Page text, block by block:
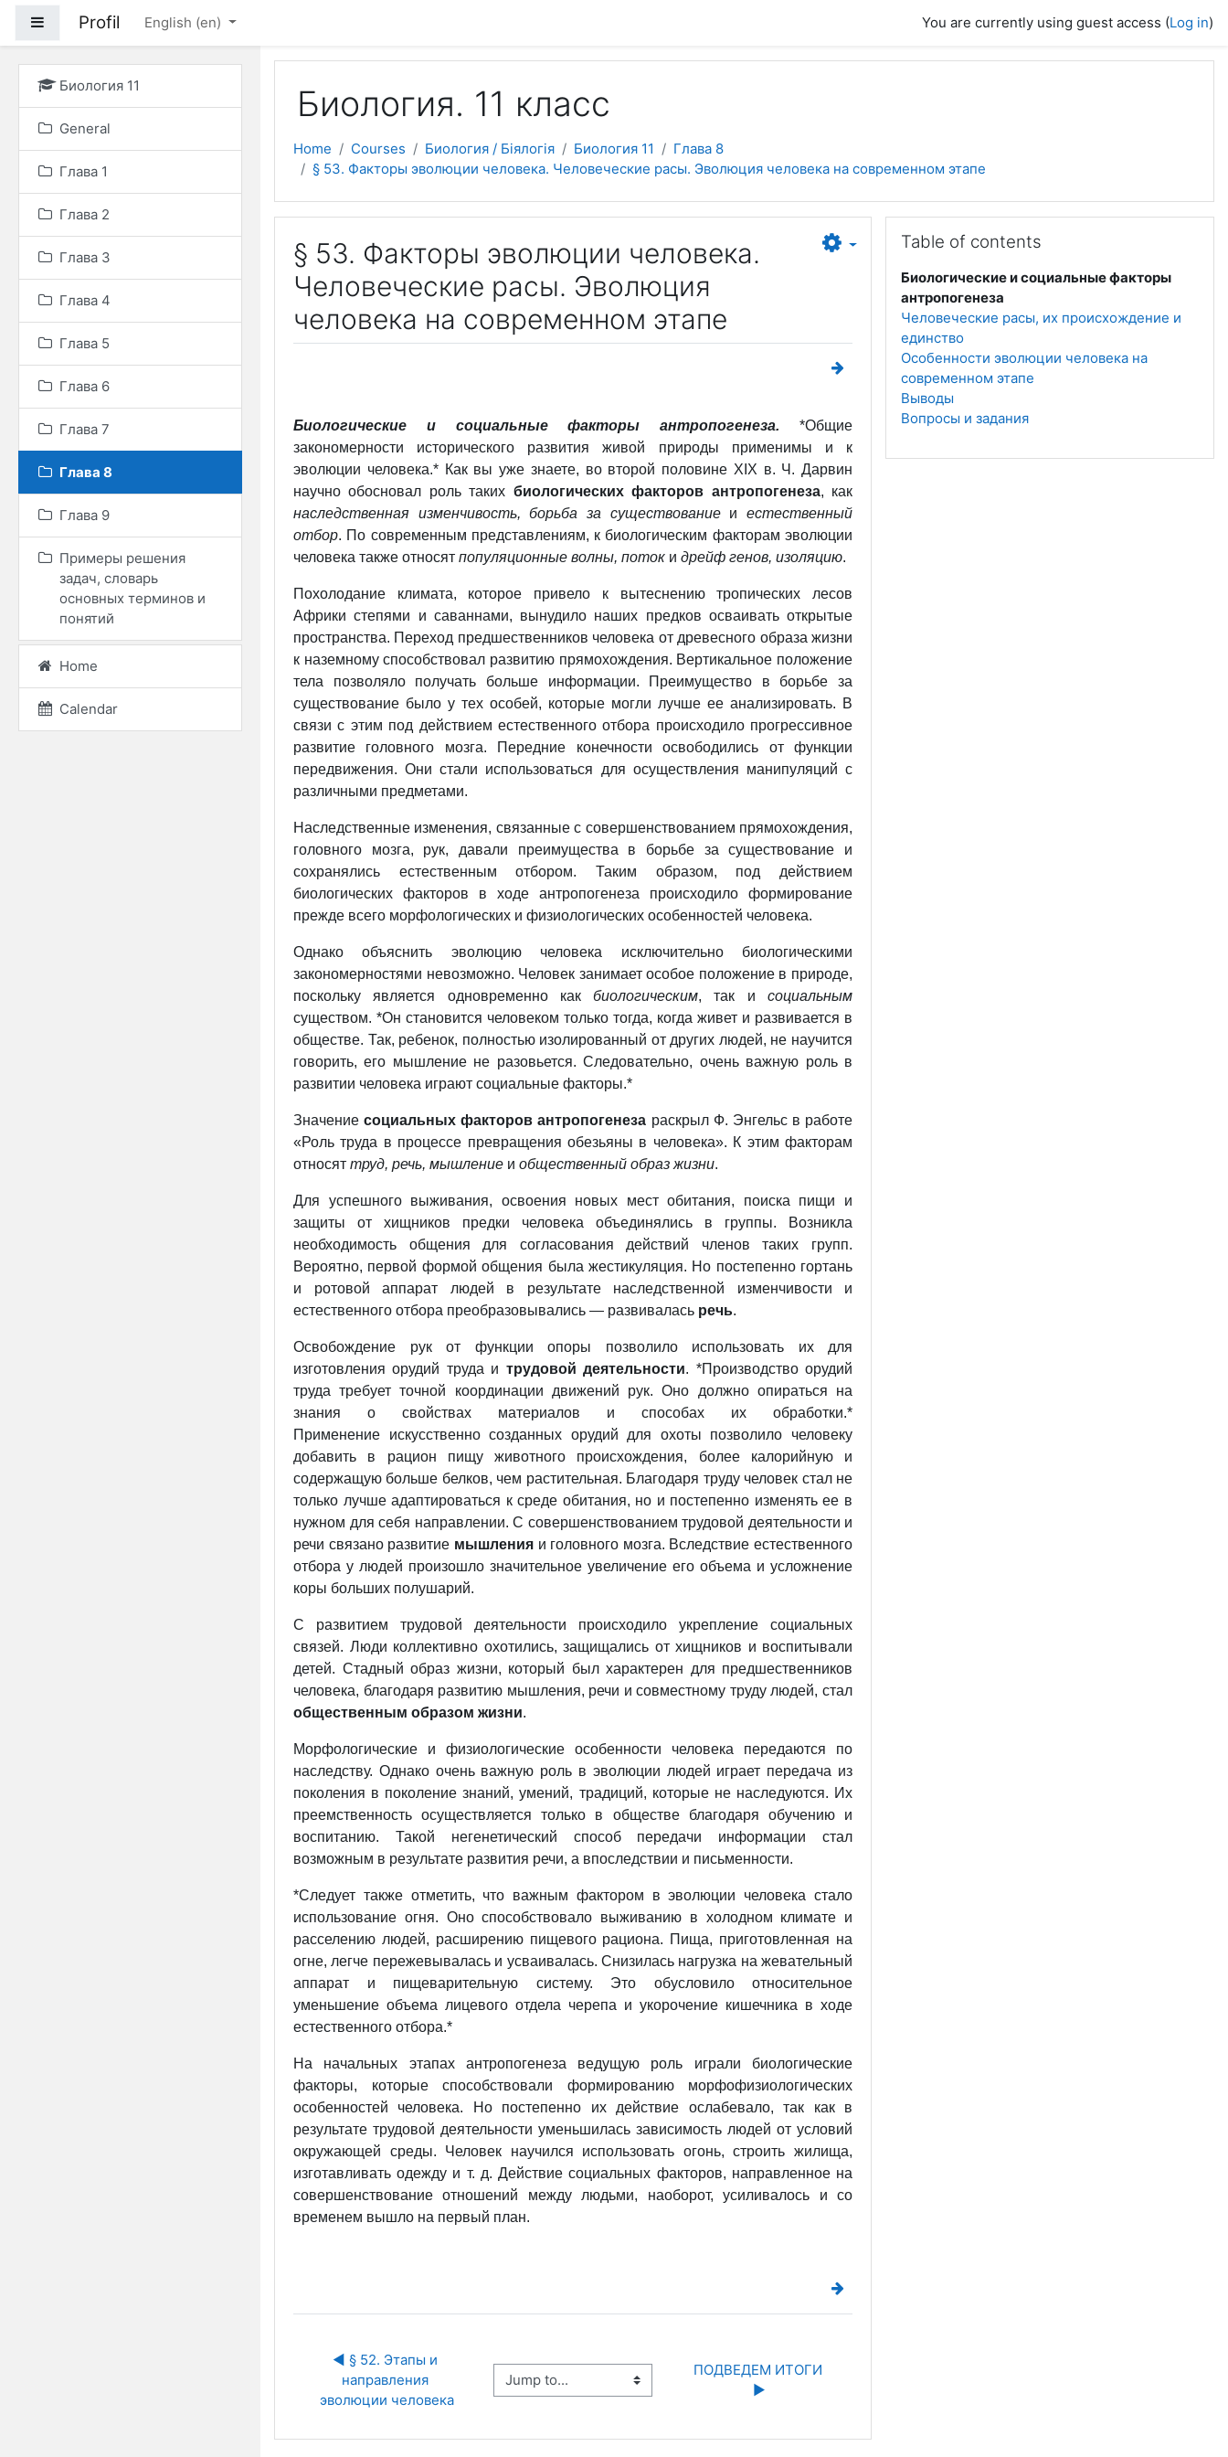
Side panel
Profil English ‎(en)‎ You are currently using guest access (Log in)
Биология 11
General
Глава 1
Глава 2
Глава 3
Глава 4
Глава 5
Глава 6
Глава 7
Глава 8
Глава 9
Примеры решения
задач, словарь
основных терминов и
понятий
Home
Calendar
Биология. 11 класс
Home Courses Биология / Біялогія Биология 11
Глава 8
§ 53. Факторы эволюции человека. Человеческие расы. Эволюция человека на современном этапе
§ 53. Факторы эволюции человека.
Человеческие расы. Эволюция
человека на современном этапе
Биологические и социальные факторы антропогенеза.
*Общие
закономерности исторического развития живой природы применимы и к
эволюции человека.* Как вы уже знаете, во второй половине XIX в. Ч. Дарвин
научно обосновал роль таких биологических факторов антропогенеза, как
наследственная изменчивость, борьба за существование и естественный
отбор. По современным представлениям, к биологическим факторам эволюции
человека также относят популяционные волны, поток и дрейф генов, изоляцию.
Похолодание климата, которое привело к вытеснению тропических лесов
Африки степями и саваннами, вынудило наших предков осваивать открытые
пространства. Переход предшественников человека от древесного образа жизни
к наземному способствовал развитию прямохождения. Вертикальное положение
тела позволяло получать больше информации. Преимущество в борьбе за
существование было у тех особей, которые могли лучше ее анализировать. В
связи с этим под действием естественного отбора происходило прогрессивное
развитие головного мозга. Передние конечности освободились от функции
передвижения. Они стали использоваться для осуществления манипуляций с
различными предметами.
Наследственные изменения, связанные с совершенствованием прямохождения,
головного мозга, рук, давали преимущества в борьбе за существование и
сохранялись естественным отбором. Таким образом, под действием
биологических факторов в ходе антропогенеза происходило формирование
прежде всего морфологических и физиологических особенностей человека.
Однако объяснить эволюцию человека исключительно биологическими
закономерностями невозможно. Человек занимает особое положение в природе,
поскольку является одновременно какбиологическим, так исоциальным
существом. *Он становится человеком только тогда, когда живет и развивается в
обществе. Так, ребенок, полностью изолированный от других людей, не научится
говорить, его мышление не разовьется. Следовательно, очень важную роль в
развитии человека играют социальные факторы.*
Значение социальных факторов антропогенеза раскрыл Ф. Энгельс в работе
«Роль труда в процессе превращения обезьяны в человека». К этим факторам
относят труд, речь, мышление и общественный образ жизни.
Для успешного выживания, освоения новых мест обитания, поиска пищи и
защиты от хищников предки человека объединялись в группы. Возникла
необходимость общения для согласования действий членов таких групп.
Вероятно, первой формой общения была жестикуляция. Но постепенно гортань
и ротовой аппарат людей в результате наследственной изменчивости и
естественного отбора преобразовывались — развивалась речь.
Освобождение рук от функции опоры позволило использовать их для
изготовления орудий труда и трудовой деятельности. *Производство орудий
труда требует точной координации движений рук. Оно должно опираться на
знания о свойствах материалов и способах их обработки.*
Применение искусственно созданных орудий для охоты позволило человеку
добавить в рацион пищу животного происхождения, более калорийную и
содержащую больше белков, чем растительная. Благодаря труду человек стал не
только лучше адаптироваться к среде обитания, но и постепенно изменять ее в
нужном для себя направлении. С совершенствованием трудовой деятельности и
речи связано развитие мышленияи головного мозга. Вследствие естественного
отбора у людей произошло значительное увеличение его объема и усложнение
коры больших полушарий.
С развитием трудовой деятельности происходило укрепление социальных
связей. Люди коллективно охотились, защищались от хищников и воспитывали
детей. Стадный образ жизни, который был характерен для предшественников
человека, благодаря развитию мышления, речи и совместному труду людей, стал
общественным образом жизни.
Морфологические и физиологические особенности человека передаются по
наследству. Однако очень важную роль в эволюции людей играет передача из
поколения в поколение знаний, умений, традиций, которые не наследуются. Их
преемственность осуществляется только в обществе благодаря обучению и
воспитанию. Такой негенетический способ передачи информации стал
возможным в результате развития речи, а впоследствии и письменности.
*Следует также отметить, что важным фактором в эволюции человека стало
использование огня. Оно способствовало выживанию в холодном климате и
расселению людей, расширению пищевого рациона. Пища, приготовленная на
огне, легче пережевывалась и усваивалась. Снизилась нагрузка на жевательный
аппарат и пищеварительную систему. Это обусловило относительное
уменьшение объема лицевого отдела черепа и укорочение кишечника в ходе
естественного отбора.*
На начальных этапах антропогенеза ведущую роль играли биологические
факторы, которые способствовали формированию морфофизиологических
особенностей человека. Но постепенно их действие ослабевало, так как в
результате трудовой деятельности уменьшилась зависимость людей от условий
окружающей среды. Человек научился использовать огонь, строить жилища,
изготавливать одежду и т. д. Действие социальных факторов, направленное на
совершенствование отношений между людьми, наоборот, усиливалось и со
временем вышло на первый план.
◀︎ § 52. Этапы и
направления
эволюции человека
Jump to...
ПОДВЕДЕМ ИТОГИ
▶︎
Table of contents
Биологические и социальные факторы
антропогенеза
Человеческие расы, их происхождение и
единство
Особенности эволюции человека на
современном этапе
Выводы
Вопросы и задания